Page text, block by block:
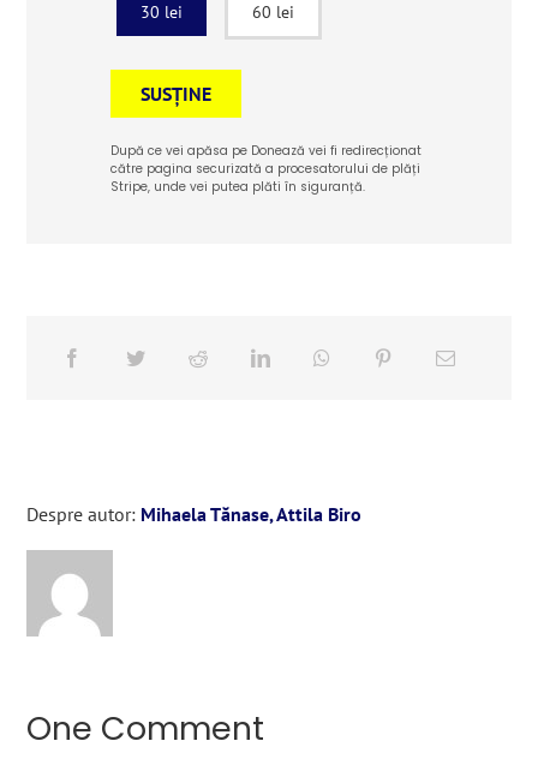
30 lei 60 lei
SUSȚINE
După ce vei apăsa pe Donează vei fi redirecționat
către pagina securizată a procesatorului de plăți
Stripe, unde vei putea plăti în siguranță.
Despre autor: Mihaela Tănase, Attila Biro
One Comment